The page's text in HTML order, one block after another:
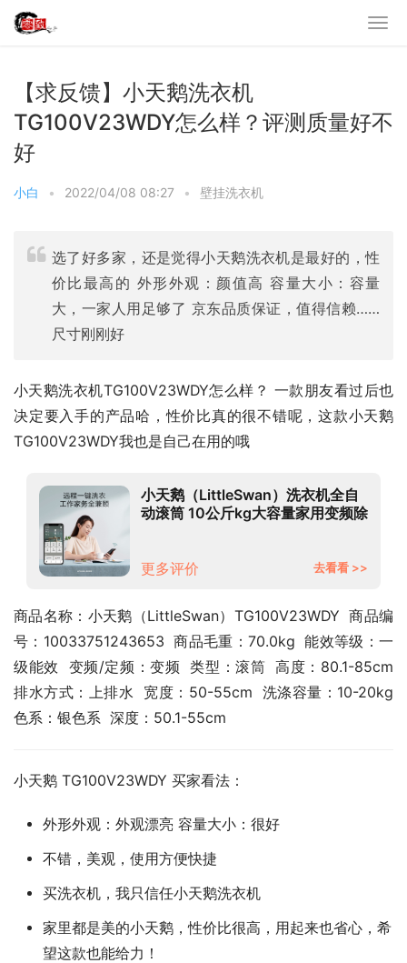
【求反馈】小天鹅洗衣机
TG100V23WDY怎么样？评测质量好不
好
小白 • 2022/04/08 08:27 • 壁挂洗衣机
选了好多家，还是觉得小天鹅洗衣机是最好的，性
价比最高的 外形外观：颜值高 容量大小：容量
大，一家人用足够了 京东品质保证，值得信赖……
尺寸刚刚好
小天鹅洗衣机TG100V23WDY怎么样？ 一款朋友看过后也
决定要入手的产品哈，性价比真的很不错呢，这款小天鹅
TG100V23WDY我也是自己在用的哦
小天鹅（LittleSwan）洗衣机全自
动滚筒 10公斤kg大容量家用变频除
更多评价
去看看 >>
商品名称：小天鹅（LittleSwan）TG100V23WDY  商品编
号：10033751243653  商品毛重：70.0kg  能效等级：一
级能效  变频/定频：变频  类型：滚筒  高度：80.1-85cm
排水方式：上排水  宽度：50-55cm  洗涤容量：10-20kg
色系：银色系  深度：50.1-55cm
小天鹅 TG100V23WDY 买家看法：
外形外观：外观漂亮 容量大小：很好
不错，美观，使用方便快捷
买洗衣机，我只信任小天鹅洗衣机
家里都是美的小天鹅，性价比很高，用起来也省心，希
望这款也能给力！